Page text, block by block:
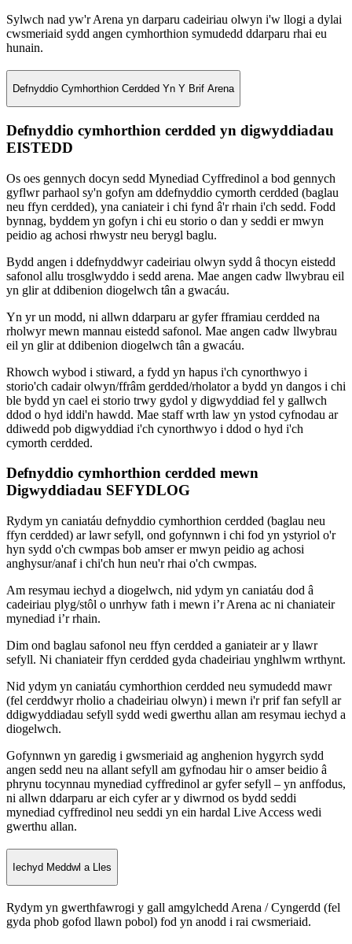
Sylwch nad yw'r Arena yn darparu cadeiriau olwyn i'w llogi a dylai
cwsmeriaid sydd angen cymhorthion symudedd ddarparu rhai eu
hunain.
Defnyddio Cymhorthion Cerdded Yn Y Brif Arena
Defnyddio cymhorthion cerdded yn digwyddiadau
EISTEDD
Os oes gennych docyn sedd Mynediad Cyffredinol a bod gennych
gyflwr parhaol sy'n gofyn am ddefnyddio cymorth cerdded (baglau
neu ffyn cerdded), yna caniateir i chi fynd â'r rhain i'ch sedd. Fodd
bynnag, byddem yn gofyn i chi eu storio o dan y seddi er mwyn
peidio ag achosi rhwystr neu berygl baglu.
Bydd angen i ddefnyddwyr cadeiriau olwyn sydd â thocyn eistedd
safonol allu trosglwyddo i sedd arena. Mae angen cadw llwybrau eil
yn glir at ddibenion diogelwch tân a gwacáu.
Yn yr un modd, ni allwn ddarparu ar gyfer fframiau cerdded na
rholwyr mewn mannau eistedd safonol. Mae angen cadw llwybrau
eil yn glir at ddibenion diogelwch tân a gwacáu.
Rhowch wybod i stiward, a fydd yn hapus i'ch cynorthwyo i
storio'ch cadair olwyn/ffrâm gerdded/rholator a bydd yn dangos i chi
ble bydd yn cael ei storio trwy gydol y digwyddiad fel y gallwch
ddod o hyd iddi'n hawdd. Mae staff wrth law yn ystod cyfnodau ar
ddiwedd pob digwyddiad i'ch cynorthwyo i ddod o hyd i'ch
cymorth cerdded.
Defnyddio cymhorthion cerdded mewn
Digwyddiadau SEFYDLOG
Rydym yn caniatáu defnyddio cymhorthion cerdded (baglau neu
ffyn cerdded) ar lawr sefyll, ond gofynnwn i chi fod yn ystyriol o'r
hyn sydd o'ch cwmpas bob amser er mwyn peidio ag achosi
anghysur/anaf i chi'ch hun neu'r rhai o'ch cwmpas.
Am resymau iechyd a diogelwch, nid ydym yn caniatáu dod â
cadeiriau plyg/stôl o unrhyw fath i mewn i’r Arena ac ni chaniateir
mynediad i’r rhain.
Dim ond baglau safonol neu ffyn cerdded a ganiateir ar y llawr
sefyll. Ni chaniateir ffyn cerdded gyda chadeiriau ynghlwm wrthynt.
Nid ydym yn caniatáu cymhorthion cerdded neu symudedd mawr
(fel cerddwyr rholio a chadeiriau olwyn) i mewn i'r prif fan sefyll ar
ddigwyddiadau sefyll sydd wedi gwerthu allan am resymau iechyd a
diogelwch.
Gofynnwn yn garedig i gwsmeriaid ag anghenion hygyrch sydd
angen sedd neu na allant sefyll am gyfnodau hir o amser beidio â
phrynu tocynnau mynediad cyffredinol ar gyfer sefyll – yn anffodus,
ni allwn ddarparu ar eich cyfer ar y diwrnod os bydd seddi
mynediad cyffredinol neu seddi yn ein hardal Live Access wedi
gwerthu allan.
Iechyd Meddwl a Lles
Rydym yn gwerthfawrogi y gall amgylchedd Arena / Cyngerdd (fel
gyda phob gofod llawn pobol) fod yn anodd i rai cwsmeriaid.